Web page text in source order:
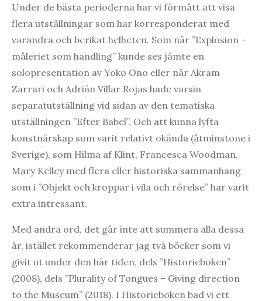
Under de bästa perioderna har vi förmått att visa
flera utställningar som har korresponderat med
varandra och berikat helheten. Som när ”Explosion –
måleriet som handling” kunde ses jämte en
solopresentation av Yoko Ono eller när Akram
Zarrari och Adrián Villar Rojas hade varsin
separatutställning vid sidan av den tematiska
utställningen ”Efter Babel”. Och att kunna lyfta
konstnärskap som varit relativt okända (åtminstone i
Sverige), som Hilma af Klint, Francesca Woodman,
Mary Kelley med flera eller historiska sammanhang
som i ”Objekt och kroppar i vila och rörelse” har varit
extra intressant.
Med andra ord, det går inte att summera alla dessa
år, istället rekommenderar jag två böcker som vi
givit ut under den här tiden, dels ”Historieboken”
(2008), dels ”Plurality of Tongues – Giving direction
to the Museum” (2018). I Historieboken bad vi ett